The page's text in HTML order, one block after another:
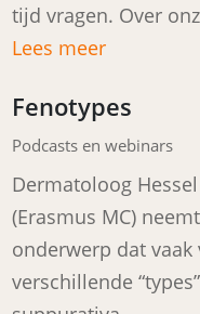
tijd vragen. Over
Lees meer
Fenotypes
Podcasts en webinars
Dermatoloog
(Erasmus MC)
onderwerp dat
verschillende